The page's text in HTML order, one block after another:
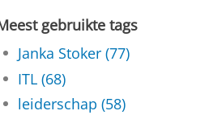
gebruikte tags
Janka Stoker (77)
ITL (68)
leiderschap (58)